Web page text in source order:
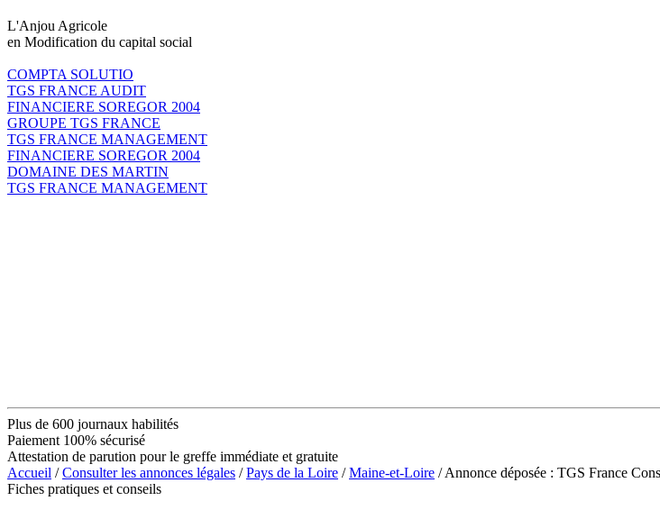
L'Anjou Agricole
en Modification du capital social
COMPTA SOLUTIO
TGS FRANCE AUDIT
FINANCIERE SOREGOR 2004
GROUPE TGS FRANCE
TGS FRANCE MANAGEMENT
FINANCIERE SOREGOR 2004
DOMAINE DES MARTIN
TGS FRANCE MANAGEMENT
Plus de 600 journaux habilités
Paiement 100% sécurisé
Attestation de parution pour le greffe immédiate et gratuite
Accueil /Consulter les annonces légales /Pays de la Loire /Maine-et-Loire / Annonce déposée : TGS France
Fiches pratiques et conseils